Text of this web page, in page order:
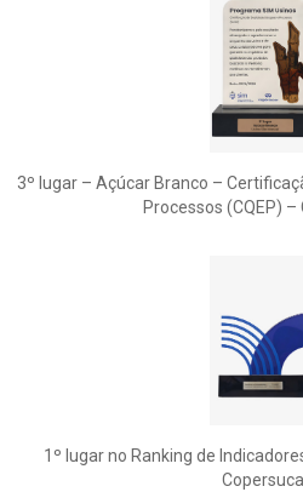
3º lugar – Açúcar Branco –
Processos (CQEP)
1º lugar no Ranking de